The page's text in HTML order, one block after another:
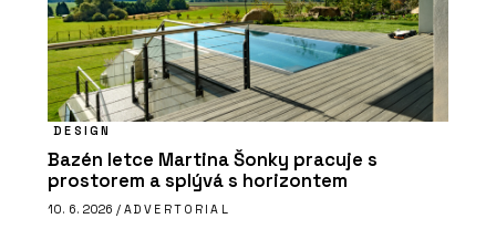
DESIGN
Bazén letce Martina Šonky pracuje s
prostorem a splývá s horizontem
10. 6. 2026 / ADVERTORIAL